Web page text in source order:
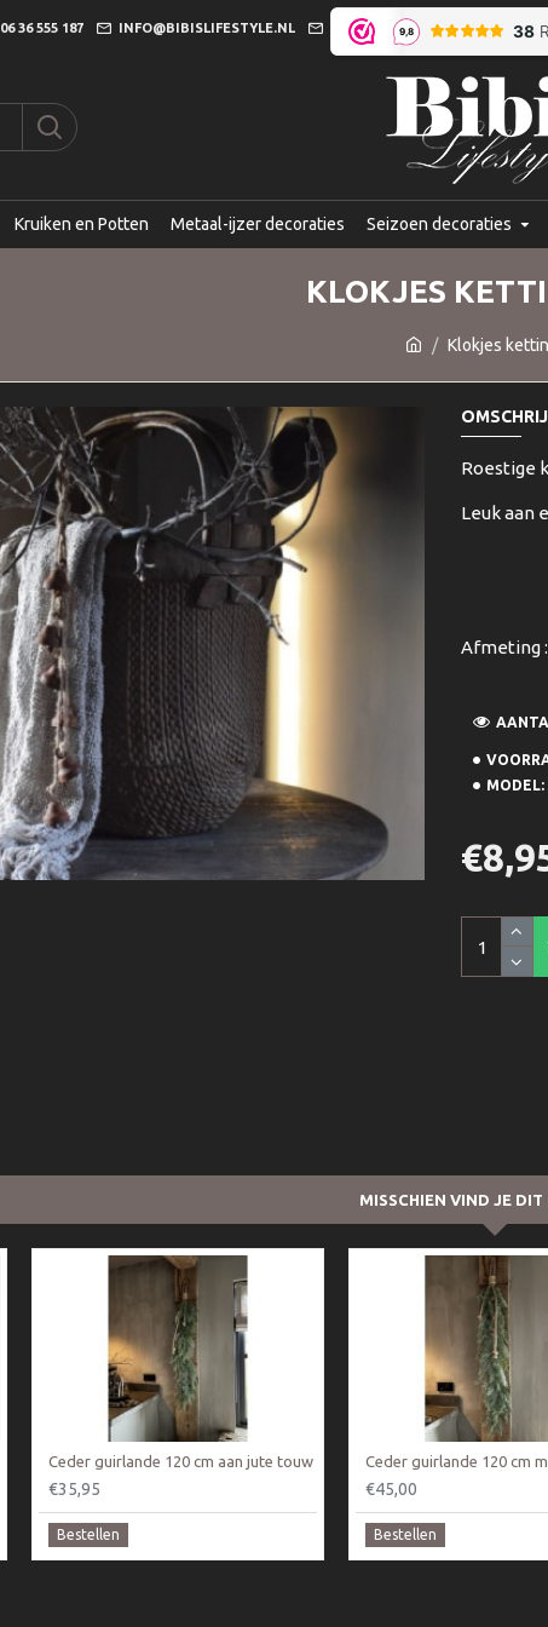
06 36 555 187 INFO@BIBISLIFESTYLE.NL
Kruiken en Potten Metaal-ijzer decoraties Seizoen decoraties
Klokjes
KLOKJES
Roestige
Leuk aan
Afmeting
MODEL:
MISSCHIEN VIND JE DIT
Ceder guirlande 120 cm aan jute touw
€35,95
Bestellen
€45,00
Bestellen